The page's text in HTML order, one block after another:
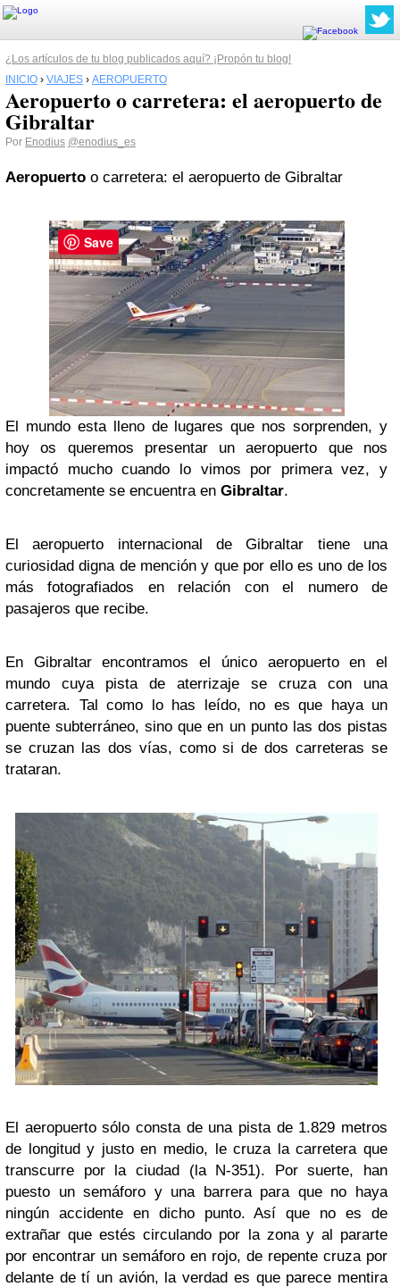
¿Los artículos de tu blog publicados aquí? ¡Propón tu blog!
INICIO › VIAJES › AEROPUERTO
Aeropuerto o carretera: el aeropuerto de
Gibraltar
Por Enodius @enodius_es
Aeropuerto o carretera: el aeropuerto de Gibraltar
El mundo esta lleno de lugares que nos sorprenden, y
hoy os queremos presentar un aeropuerto que nos
impactó mucho cuando lo vimos por primera vez, y
concretamente se encuentra en Gibraltar.
El aeropuerto internacional de Gibraltar tiene una
curiosidad digna de mención y que por ello es uno de los
más fotografiados en relación con el numero de
pasajeros que recibe.
En Gibraltar encontramos el único aeropuerto en el
mundo cuya pista de aterrizaje se cruza con una
carretera. Tal como lo has leído, no es que haya un
puente subterráneo, sino que en un punto las dos pistas
se cruzan las dos vías, como si de dos carreteras se
trataran.
El aeropuerto sólo consta de una pista de 1.829 metros
de longitud y justo en medio, le cruza la carretera que
transcurre por la ciudad (la N-351). Por suerte, han
puesto un semáforo y una barrera para que no haya
ningún accidente en dicho punto. Así que no es de
extrañar que estés circulando por la zona y al pararte
por encontrar un semáforo en rojo, de repente cruza por
delante de tí un avión, la verdad es que parece mentira
Save